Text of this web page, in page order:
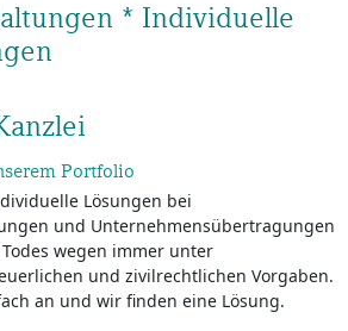
* Individuelle
Portfolio
Lösungen bei
und Unternehmensübertragungen
wegen immer unter
und zivilrechtlichen Vorgaben.
an und wir finden eine Lösung.